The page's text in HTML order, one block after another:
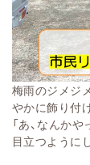
梅雨のジメジ
やかに飾り付
「あ、なんか
目立つように